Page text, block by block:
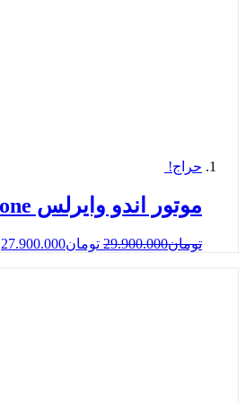
حراج!
موتور اندو وایرلس marathone-ماراتن
تومان29.900.000 تومان27.900.000